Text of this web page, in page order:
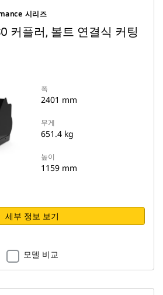
시리즈
커플러, 볼트 연결식 커팅
폭
2401 mm
무게
651.4 kg
높이
1159 mm
세부 정보 보기
모델 비교